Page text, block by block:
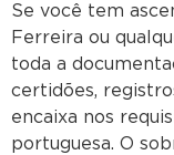
Se você tem
Ferreira ou
toda a
certidões,
encaixa nos
portuguesa. O